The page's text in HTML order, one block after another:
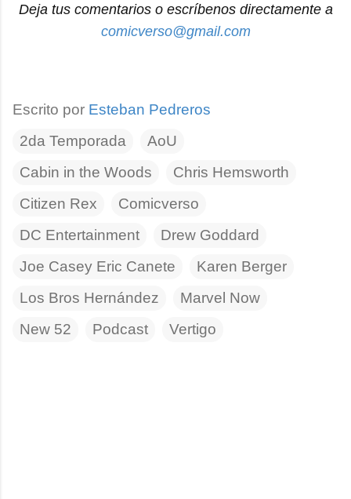
Deja tus comentarios o escríbenos directamente a
comicverso@gmail.com
Escrito por Esteban Pedreros
2da Temporada
AoU
Cabin in the Woods
Chris Hemsworth
Citizen Rex
Comicverso
DC Entertainment
Drew Goddard
Joe Casey Eric Canete
Karen Berger
Los Bros Hernández
Marvel Now
New 52
Podcast Vertigo